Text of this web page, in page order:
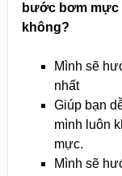
bước bơm mực
không?
Mình sẽ
nhất
Giúp bạn
mình luôn
mực.
Mình sẽ